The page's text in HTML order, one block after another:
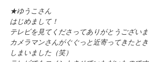
★ゆうこさん
はじめまして！
テレビを見てくださってありがとうございま
カメラマンさんがぐぐっと近寄ってきたと
しまいました（笑）